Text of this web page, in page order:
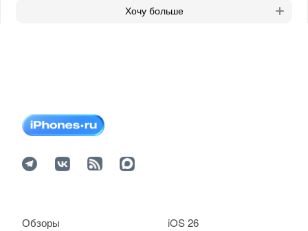
Хочу больше
iOS 26
Обзоры